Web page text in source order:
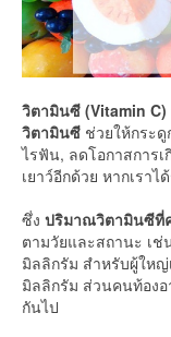
วิตามินซี (Vitamin C)
วิตามินซี ช่วยให้กระ
ไรฟัน, ลดโอกาสการ
เยาว์อีกด้วย หากเรา
ซึ่ง ปริมาณวิตามินซีที่
ตามวัยและสถานะ เช่
มิลลิกรัม สำหรับผู้ให
มิลลิกรัม ส่วนคนท้องอ
กันไป